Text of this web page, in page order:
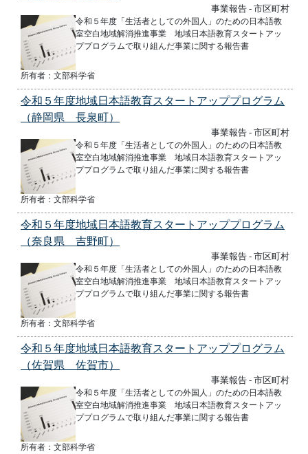
事業報告 - 市区町村
令和５年度「生活者としての外国人」のための日本語教
室空白地域解消推進事業 地域日本語教育スタートアッ
ププログラムで取り組んだ事業に関する報告書
所有者：文部科学省
令和５年度地域日本語教育スタートアッププログラム
（静岡県 長泉町）
事業報告 - 市区町村
令和５年度「生活者としての外国人」のための日本語教
室空白地域解消推進事業 地域日本語教育スタートアッ
ププログラムで取り組んだ事業に関する報告書
所有者：文部科学省
令和５年度地域日本語教育スタートアッププログラム
（奈良県 吉野町）
事業報告 - 市区町村
令和５年度「生活者としての外国人」のための日本語教
室空白地域解消推進事業 地域日本語教育スタートアッ
ププログラムで取り組んだ事業に関する報告書
所有者：文部科学省
令和５年度地域日本語教育スタートアッププログラム
（佐賀県 佐賀市）
事業報告 - 市区町村
令和５年度「生活者としての外国人」のための日本語教
室空白地域解消推進事業 地域日本語教育スタートアッ
ププログラムで取り組んだ事業に関する報告書
所有者：文部科学省